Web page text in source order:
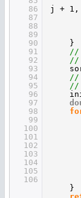
86
87
88
89
90
91
92
93
94
95
96
97
98
99
100
101
102
103
104
105
106
j +
}
//
//
//
//
}